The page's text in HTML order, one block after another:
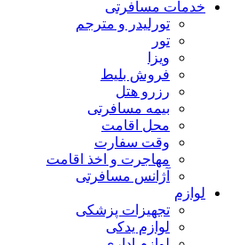
خدمات مسافرتی
تورلیدر و مترجم
تور
ویزا
فروش بلیط
رزرو هتل
بیمه مسافرتی
محل اقامت
وقت سفارت
مهاجرت و اخذ اقامت
آژانس مسافرتی
لوازم
تجهیزات پزشکی
لوازم یدکی